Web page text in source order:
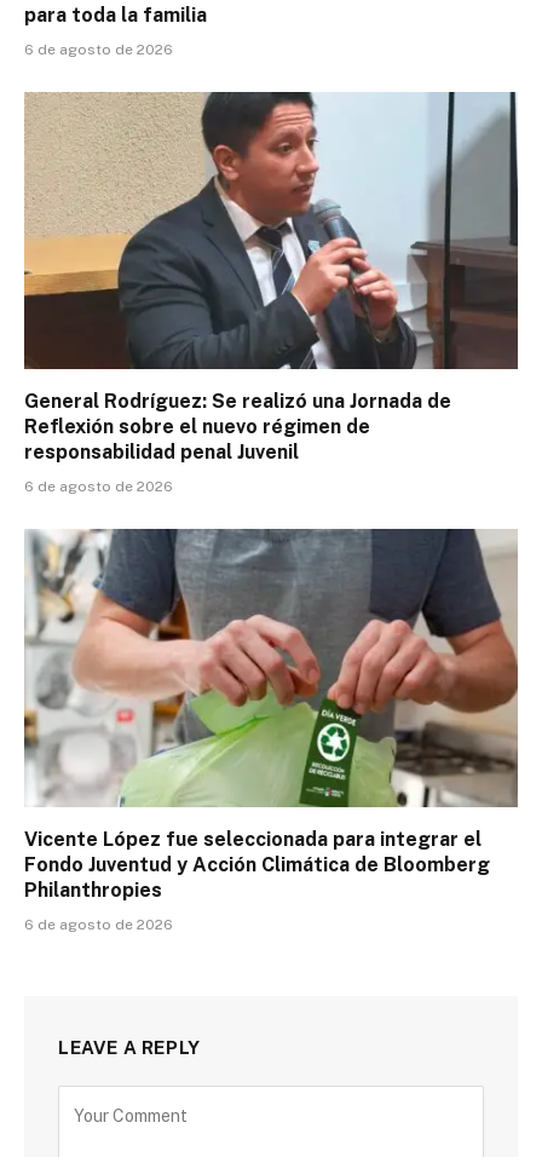
para toda la familia
6 de agosto de 2026
General Rodríguez: Se realizó una Jornada de
Reflexión sobre el nuevo régimen de
responsabilidad penal Juvenil
6 de agosto de 2026
Vicente López fue seleccionada para integrar el
Fondo Juventud y Acción Climática de Bloomberg
Philanthropies
6 de agosto de 2026
LEAVE A REPLY